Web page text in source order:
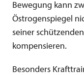
Bewegung kann
Östrogenspiegel
seiner
kompensieren.
Besonders